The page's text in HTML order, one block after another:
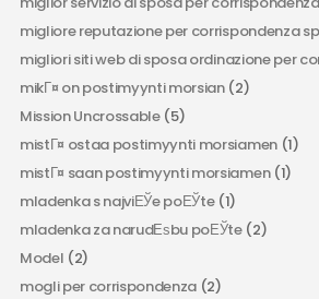
migliore reputazione per corrispondenza
migliori siti web di sposa ordinazione per
mikГ¤ on postimyynti morsian(2)
Mission Uncrossable(5)
mistГ¤ ostaa postimyynti morsiamen(1)
mistГ¤ saan postimyynti morsiamen(1)
mladenka s najviЕЎe poЕЎte(1)
mladenka za narudЕѕbu poЕЎte(2)
Model (2)
mogli per corrispondenza (2)